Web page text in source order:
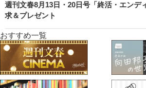
週刊文春8月13日・20日号「終活・エンデ
求＆プレゼント
おすすめ一覧